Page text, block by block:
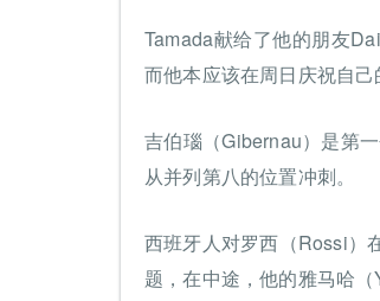
Tamada献给了他的朋友
而他本应该在周日庆祝自己
吉伯瑙（Gibernau）是第
从并列第八的位置冲刺。
西班牙人对罗西（Rossi）
题，在中途，他的雅马哈